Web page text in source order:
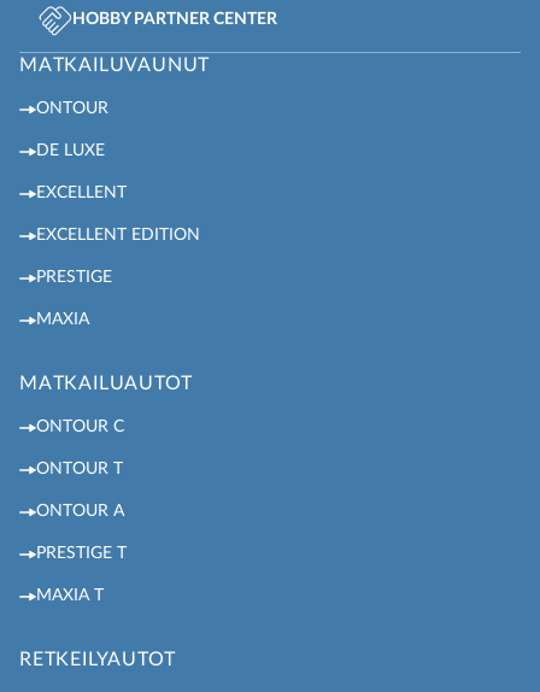
HOBBY PARTNER CENTER
MATKAILUVAUNUT
ONTOUR
DE LUXE
EXCELLENT
EXCELLENT EDITION
PRESTIGE
MAXIA
MATKAILUAUTOT
ONTOUR C
ONTOUR T
ONTOUR A
PRESTIGE T
MAXIA T
RETKEILYAUTOT